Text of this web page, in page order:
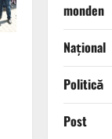
monden
Național
Politică
Post